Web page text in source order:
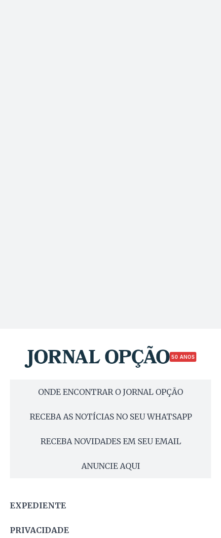
50 ANOS
ONDE ENCONTRAR O JORNAL OPÇÃO
RECEBA AS NOTÍCIAS NO SEU WHATSAPP
RECEBA NOVIDADES EM SEU EMAIL
ANUNCIE AQUI
EXPEDIENTE
PRIVACIDADE